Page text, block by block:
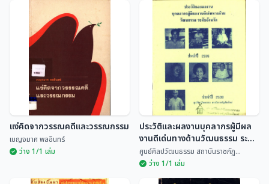
ตามรอยพระสิริมังคลาจารย์ สังฆ
ปราชญ์ล้านนา
พระครูธีรสุตพจน์ (พร...
นายกเทศมนตรีนครเชียงใหม่
พระะครูรัตนชัยธรรม
แง่คิดจากวรรณคดีและวรรณกรรม
เบญจมาศ พลอินทร์
ว่าง 1/1 เล่ม
ประวัติและผลงานบุคลากรผู้มีผล
งานดีเด่นทางด้านวัฒนธรรม ระดับ
จังหวัด ประจำปี 2535
ศูนย์ศิลปวัฒนธรรม สถาบันราชภัฏ...
ว่าง 1/1 เล่ม